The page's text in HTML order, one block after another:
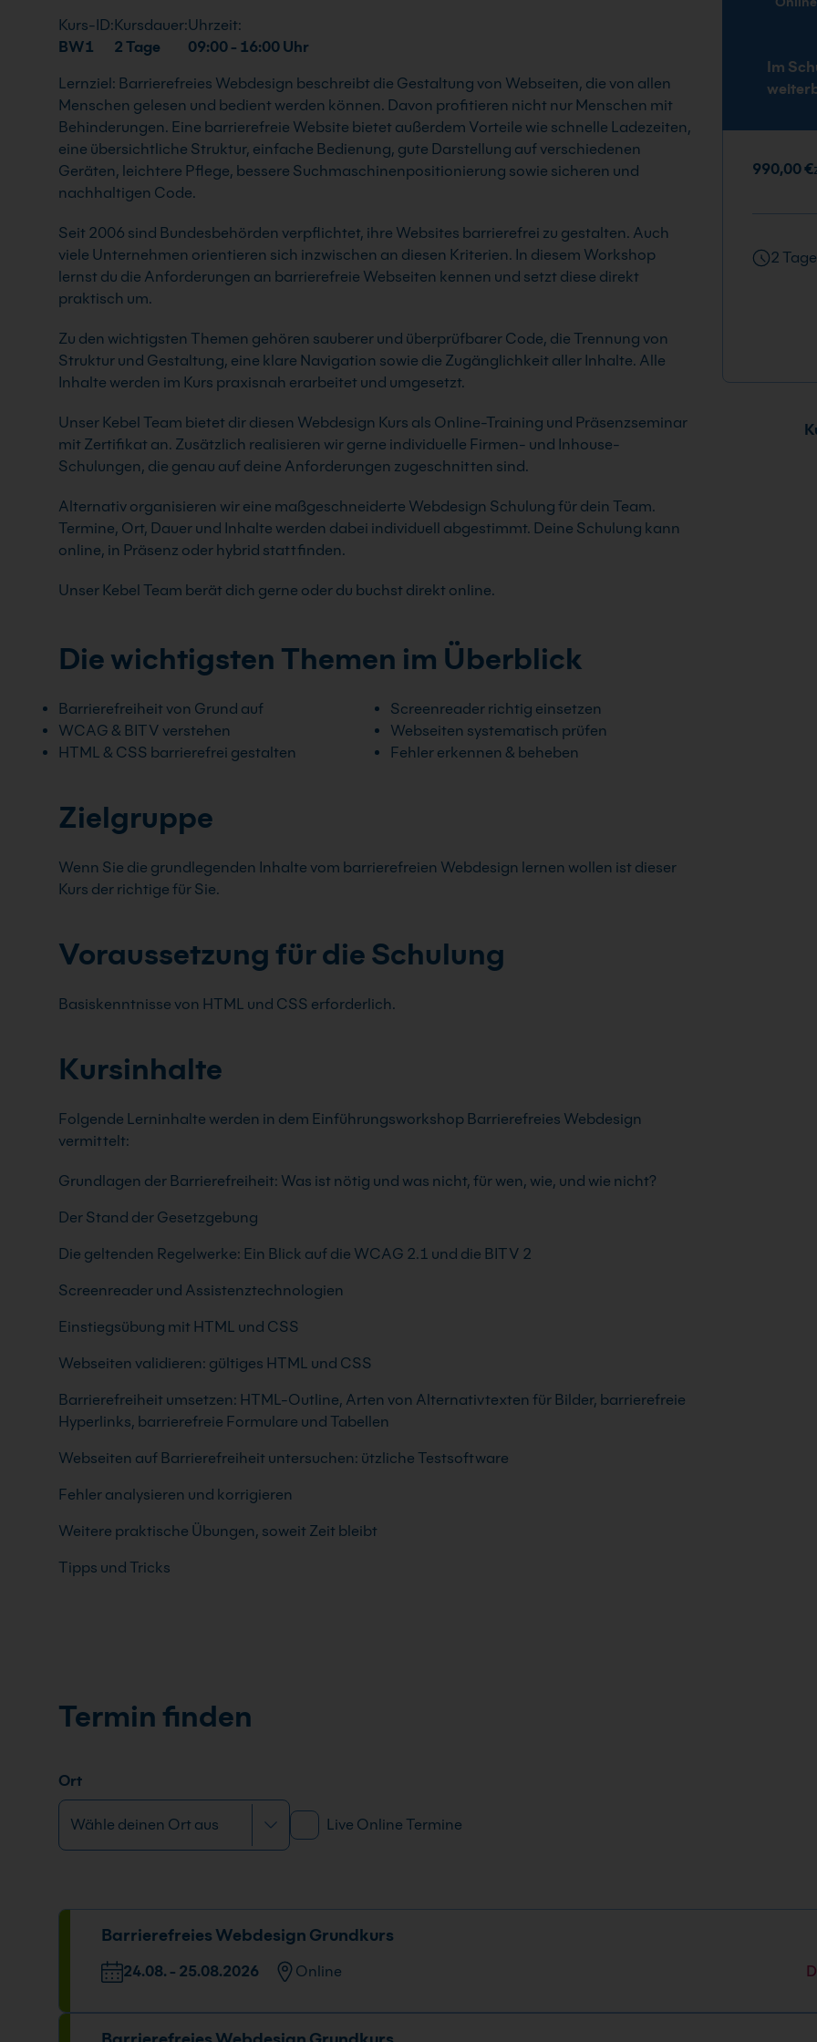
Im
990,00 €
2 Tage
Kurs-ID:
BW1
Kursdauer:
2 Tage
Uhrzeit:
09:00 - 16:00 Uhr
Lernziel: Barrierefreies Webdesign beschreibt die Gestaltung von Webseiten, die von allen
Menschen gelesen und bedient werden können. Davon profitieren nicht nur Menschen mit
Behinderungen. Eine barrierefreie Website bietet außerdem Vorteile wie schnelle Ladezeiten,
eine übersichtliche Struktur, einfache Bedienung, gute Darstellung auf verschiedenen
Geräten, leichtere Pflege, bessere Suchmaschinenpositionierung sowie sicheren und
nachhaltigen Code.
Seit 2006 sind Bundesbehörden verpflichtet, ihre Websites barrierefrei zu gestalten. Auch
viele Unternehmen orientieren sich inzwischen an diesen Kriterien. In diesem Workshop
lernst du die Anforderungen an barrierefreie Webseiten kennen und setzt diese direkt
praktisch um.
Zu den wichtigsten Themen gehören sauberer und überprüfbarer Code, die Trennung von
Struktur und Gestaltung, eine klare Navigation sowie die Zugänglichkeit aller Inhalte. Alle
Inhalte werden im Kurs praxisnah erarbeitet und umgesetzt.
Unser Kebel Team bietet dir diesen Webdesign Kurs als Online-Training und Präsenzseminar
mit Zertifikat an. Zusätzlich realisieren wir gerne individuelle Firmen- und Inhouse-
Schulungen, die genau auf deine Anforderungen zugeschnitten sind.
Alternativ organisieren wir eine maßgeschneiderte Webdesign Schulung für dein Team.
Termine, Ort, Dauer und Inhalte werden dabei individuell abgestimmt. Deine Schulung kann
online, in Präsenz oder hybrid stattfinden.
Unser Kebel Team berät dich gerne oder du buchst direkt online.
Die wichtigsten Themen im Überblick
Barrierefreiheit von Grund auf
WCAG & BITV verstehen
HTML & CSS barrierefrei gestalten
Screenreader richtig einsetzen
Webseiten systematisch prüfen
Fehler erkennen & beheben
Zielgruppe
Wenn Sie die grundlegenden Inhalte vom barrierefreien Webdesign lernen wollen ist dieser
Kurs der richtige für Sie.
Voraussetzung für die Schulung
Basiskenntnisse von HTML und CSS erforderlich.
Kursinhalte
Folgende Lerninhalte werden in dem Einführungsworkshop Barrierefreies Webdesign
vermittelt:
Grundlagen der Barrierefreiheit: Was ist nötig und was nicht, für wen, wie, und wie nicht?
Der Stand der Gesetzgebung
Die geltenden Regelwerke: Ein Blick auf die WCAG 2.1 und die BITV 2
Screenreader und Assistenztechnologien
Einstiegsübung mit HTML und CSS
Webseiten validieren: gültiges HTML und CSS
Barrierefreiheit umsetzen: HTML-Outline, Arten von Alternativtexten für Bilder, barrierefreie
Hyperlinks, barrierefreie Formulare und Tabellen
Webseiten auf Barrierefreiheit untersuchen: ützliche Testsoftware
Fehler analysieren und korrigieren
Weitere praktische Übungen, soweit Zeit bleibt
Tipps und Tricks
Termin finden
Ort
Live Online Termine
Barrierefreies Webdesign Grundkurs
24.08. - 25.08.2026 Online
Datum und Uhrzeit